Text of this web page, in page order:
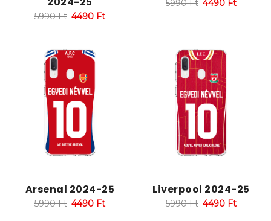
5990Ft 4490 Ft
5990Ft 4490 Ft
Arsenal 2024-25
5990Ft 4490 Ft
Liverpool 2024-25
5990Ft 4490 Ft